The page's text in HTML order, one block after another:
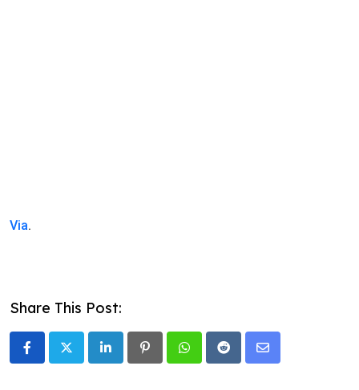
Via.
Share This Post:
LinkedInPinterestWhatsappRedditShare